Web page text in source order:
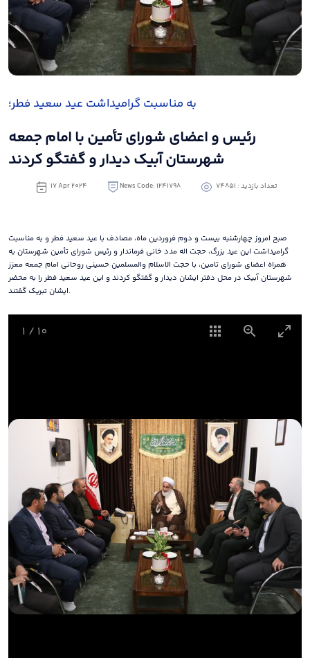
به مناسبت گرامیداشت عید سعید فطر؛
رئیس و اعضای شورای تأمین با امام جمعه
شهرستان آبیک دیدار و گفتگو کردند
17 Apr 2024 News Code: 1241798 تعداد بازدید : 74851
صبح امروز چهارشنبه بیست و دوم فروردین ماه، مصادف با عید سعید فطر و به مناسبت
گرامیداشت این عید بزرگ، حجت اله مدد خانی فرماندار و رئیس شورای تأمین شهرستان به
همراه اعضای شورای تامین، با حجت الاسلام والمسلمین حسینی روحانی امام جمعه معزز
شهرستان آبیک در محل دفتر ایشان دیدار و گفتگو کردند و این عید سعید فطر را به محضر
ایشان تبریک گفتند.
1 / 10